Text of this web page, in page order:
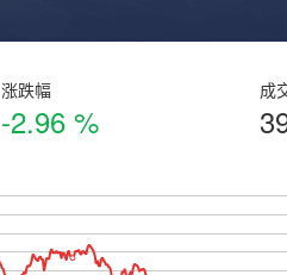
涨跌幅
-2.96 %
成